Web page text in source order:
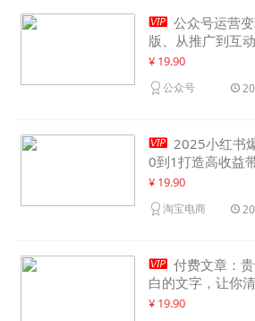
 公众号运营
版、从推广到互
个人品牌月入
¥ 19.90
公众号
 2025小红书
0到1打造高收益
货年入100w？机
¥ 19.90
淘宝电商
 付费文章：
白的文字，让你
这一次时代的泼天
¥ 19.90